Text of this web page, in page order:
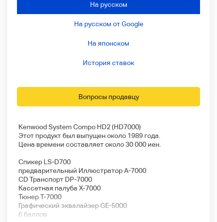
На русском
На русском от Google
На японском
История ставок
Вопросы продавцу
Kenwood System Compo HD2 (HD7000)
Этот продукт был выпущен около 1989 года.
Цена времени составляет около 30 000 иен.
Спикер LS-D700
предварительный Иллюстратор A-7000
CD Транспорт DP-7000
Кассетная палуба X-7000
Тюнер Т-7000
Графический эквалайзер GE-5000
6 баллов